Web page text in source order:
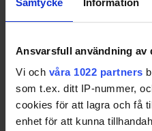
Ansvarsfull användning av
Vi och våra 1022 partners
som t.ex. ditt IP-nummer,
cookies för att lagra och få
enhet för att kunna